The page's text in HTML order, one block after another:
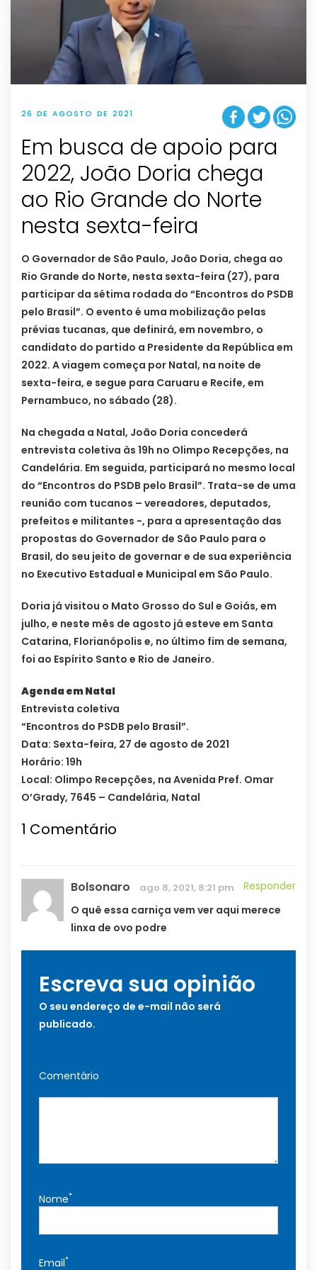
26 DE AGOSTO DE 2021
Em busca de apoio para
2022, João Doria chega
ao Rio Grande do Norte
nesta sexta-feira
O Governador de São Paulo, João Doria, chega ao
Rio Grande do Norte, nesta sexta-feira (27), para
participar da sétima rodada do “Encontros do PSDB
pelo Brasil”. O evento é uma mobilização pelas
prévias tucanas, que definirá, em novembro, o
candidato do partido a Presidente da República em
2022. A viagem começa por Natal, na noite de
sexta-feira, e segue para Caruaru e Recife, em
Pernambuco, no sábado (28).
Na chegada a Natal, João Doria concederá
entrevista coletiva às 19h no Olimpo Recepções, na
Candelária. Em seguida, participará no mesmo local
do “Encontros do PSDB pelo Brasil”. Trata-se de uma
reunião com tucanos – vereadores, deputados,
prefeitos e militantes -, para a apresentação das
propostas do Governador de São Paulo para o
Brasil, do seu jeito de governar e de sua experiência
no Executivo Estadual e Municipal em São Paulo.
Doria já visitou o Mato Grosso do Sul e Goiás, em
julho, e neste mês de agosto já esteve em Santa
Catarina, Florianópolis e, no último fim de semana,
foi ao Espírito Santo e Rio de Janeiro.
Agenda em Natal
Entrevista coletiva
“Encontros do PSDB pelo Brasil”.
Data: Sexta-feira, 27 de agosto de 2021
Horário: 19h
Local: Olimpo Recepções, na Avenida Pref. Omar
O’Grady, 7645 – Candelária, Natal
1 Comentário
Bolsonaro ago 8, 2021, 8:21 pm
Responder
O quê essa carniça vem ver aqui merece
linxa de ovo podre
Escreva sua opinião
O seu endereço de e-mail não será
publicado.
Comentário
Nome*
Email*